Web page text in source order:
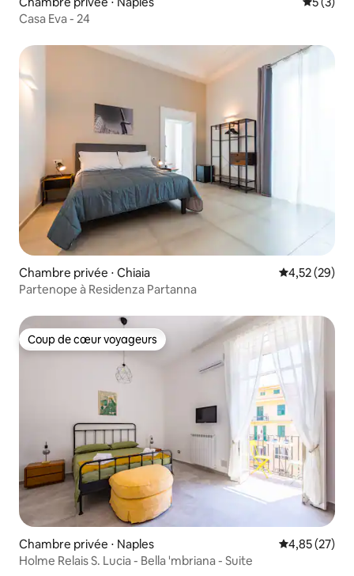
Casa Eva - 24
Chambre privée ⋅ Chiaia Évaluation
4,52 (29)
Partenope à Residenza Partanna
Coup de cœur voyageurs
Coup de cœur voyageurs
Chambre privée ⋅ Naples Évaluation
4,85 (27)
Holme Relais S. Lucia - Bella 'mbriana - Suite